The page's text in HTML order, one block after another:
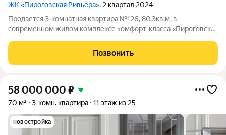
ЖК «Пироговская Ривьера», 2 квартал 2024
Продается 3-комнатная квартира №126, 80,3кв.м. в
современном жилом комплексе комфорт-класса «Пироговская
ООО «Специализированный застройщик «КомфортИнвест» на
просторной территории в 49 гектаров.
Позвонить
58 000 000 ₽
70 м² 3-комн. квартира 11 этаж из 25
новостройка